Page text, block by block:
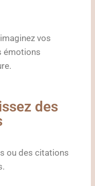
vos
émotions
des
ou des citations